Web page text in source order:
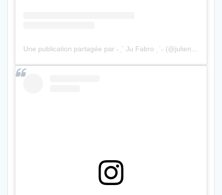
Une publication partagée par ˗ˏˋ Ju Fabro ˎˊ˗ (@julienfabro)